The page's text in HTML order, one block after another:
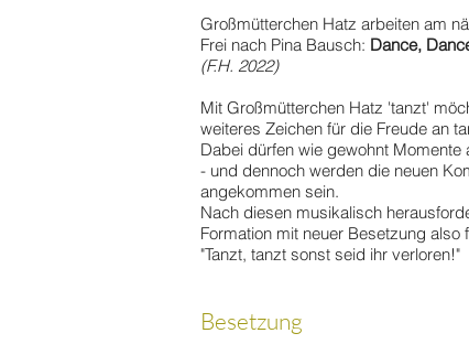
Großmütterchen Hatz arbeiten am
Frei nach Pina Bausch: Dance,
(F.H. 2022)
Mit Großmütterchen Hatz 'tanzt'
weiteres Zeichen für die Freude an
Dabei dürfen wie gewohnt
- und dennoch werden die neuen
angekommen sein.
Nach diesen musikalisch
Formation mit neuer Besetzung also
"Tanzt, tanzt sonst seid ihr verloren!"
Besetzung